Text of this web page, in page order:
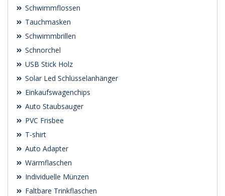
Schwimmflossen
Tauchmasken
Schwimmbrillen
Schnorchel
USB Stick Holz
Solar Led Schlüsselanhänger
Einkaufswagenchips
Auto Staubsauger
PVC Frisbee
T-shirt
Auto Adapter
Wärmflaschen
Individuelle Münzen
Faltbare Trinkflaschen